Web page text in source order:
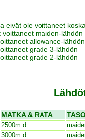
eivät ole voittaneet
voittaneet maiden-lähdön
allowance-lähdön
grade 3-lähdön
grade 2-lähdön
MATKA & RATA TASO
2500m d
3000m d